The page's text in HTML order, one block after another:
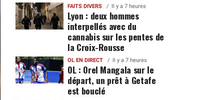
FAITS DIVERS Il y a 7 heures
Lyon : deux hommes
interpellés avec du
cannabis sur les pentes de
la Croix-Rousse
OL EN DIRECT Il y a 7 heures
OL : Orel Mangala sur le
départ, un prêt à Getafe
est bouclé